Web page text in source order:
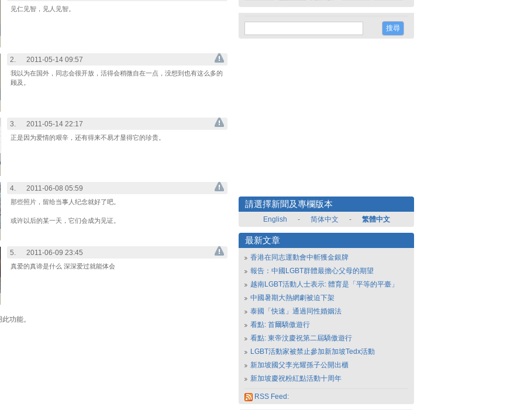
见仁见智，见人见智。
2. 2011-05-14 09:57
我以为在国外，同志会很开放，活得会稍微自在一点，没想到也有这么多的
顾及。
3. 2011-05-14 22:17
正是因为爱情的艰辛，还有得来不易才显得它的珍贵。
4. 2011-06-08 05:59
那些照片，留给当事人纪念就好了吧。
或许以后的某一天，它们会成为见证。
5. 2011-06-09 23:45
真爱的真谛是什么 深深爱过就能体会
功能。
請選擇新聞及專欄版本
English - 简体中文 - 繁體中文
最新文章
香港在同志運動會中斬獲金銀牌
報告：中國LGBT群體最擔心父母的期望
越南LGBT活動人士表示: 體育是「平等的平臺」
中國暑期大熱網劇被迫下架
泰國「快速」通過同性婚姻法
看點: 首爾驕傲遊行
看點: 東帝汶慶祝第二屆驕傲遊行
LGBT活動家被禁止參加新加坡Tedx活動
新加坡國父李光耀孫子公開出櫃
新加坡慶祝粉紅點活動十周年
RSS Feed: